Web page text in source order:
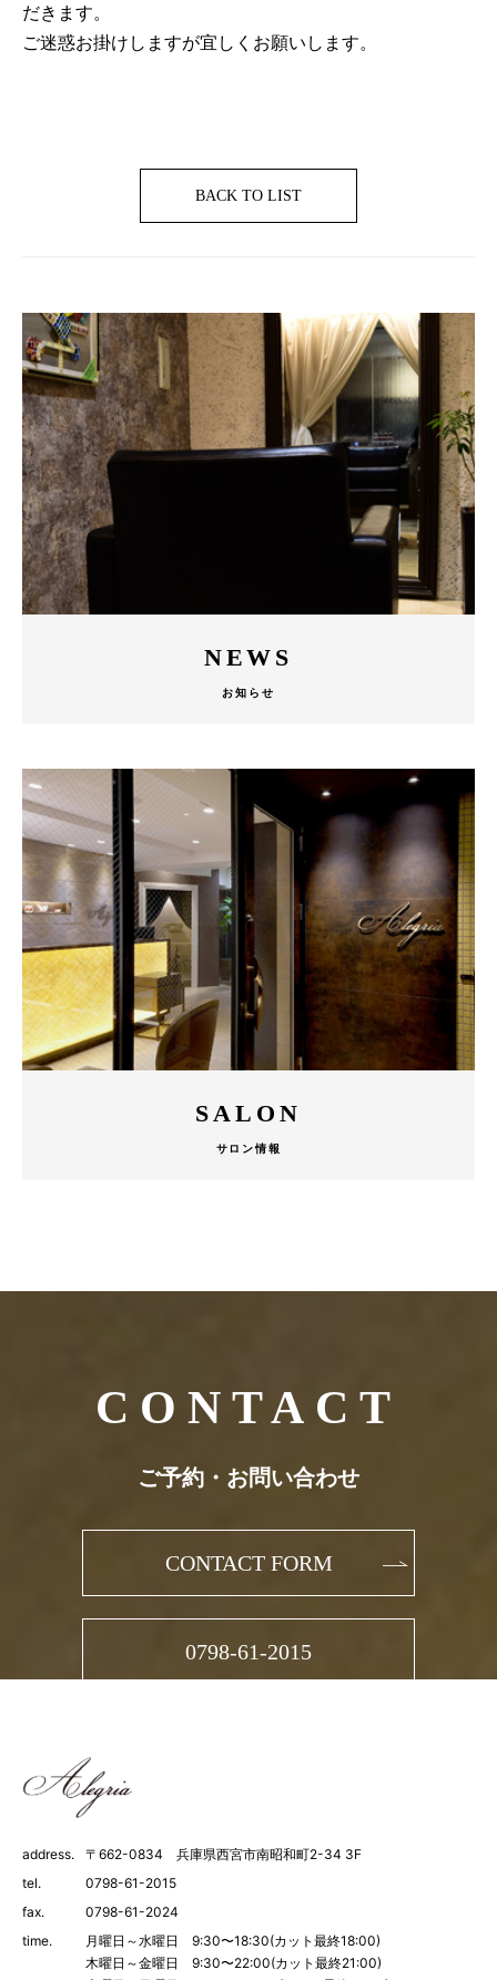
だきます。
ご迷惑お掛けしますが宜しくお願いします。
BACK TO LIST
NEWS
お知らせ
SALON
サロン情報
CONTACT
ご予約・お問い合わせ
CONTACT FORM
0798-61-2015
address.
〒662-0834 兵庫県西宮市南昭和町2-34 3F
tel.
0798-61-2015
fax.
0798-61-2024
time.
月曜日～水曜日 9:30〜18:30(カット最終18:00)
木曜日～金曜日 9:30〜22:00(カット最終21:00)